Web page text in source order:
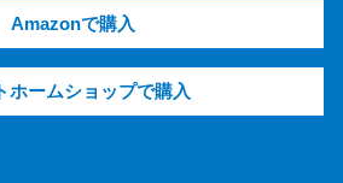
Amazonで購入
ホームショップで購入